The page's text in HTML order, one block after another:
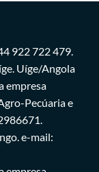
922 722 479.
Uíge/Angola
empresa
Pecúaria e
e-mail: